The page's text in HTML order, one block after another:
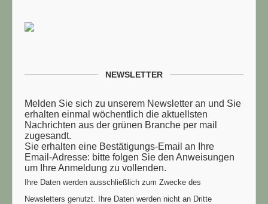
NEWSLETTER
Melden Sie sich zu unserem Newsletter an und Sie
erhalten einmal wöchentlich die aktuellsten
Nachrichten aus der grünen Branche per mail
zugesandt.
Sie erhalten eine Bestätigungs-Email an Ihre
Email-Adresse: bitte folgen Sie den Anweisungen
um Ihre Anmeldung zu vollenden.
Ihre Daten werden ausschließlich zum Zwecke des
Newsletters genutzt. Ihre Daten werden nicht an Dritte